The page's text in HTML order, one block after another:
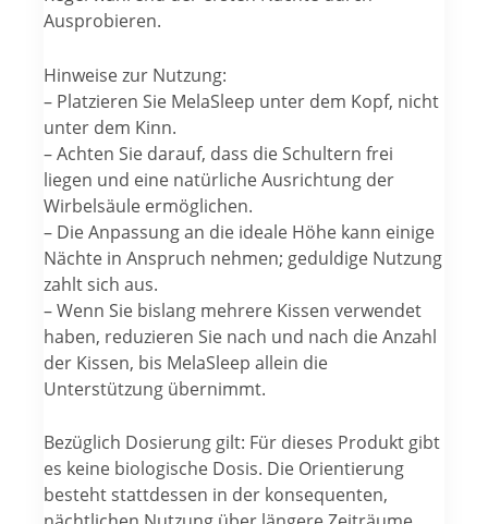
Ausprobieren.
Hinweise zur Nutzung:
– Platzieren Sie MelaSleep unter dem Kopf, nicht
unter dem Kinn.
– Achten Sie darauf, dass die Schultern frei
liegen und eine natürliche Ausrichtung der
Wirbelsäule ermöglichen.
– Die Anpassung an die ideale Höhe kann einige
Nächte in Anspruch nehmen; geduldige Nutzung
zahlt sich aus.
– Wenn Sie bislang mehrere Kissen verwendet
haben, reduzieren Sie nach und nach die Anzahl
der Kissen, bis MelaSleep allein die
Unterstützung übernimmt.
Bezüglich Dosierung gilt: Für dieses Produkt gibt
es keine biologische Dosis. Die Orientierung
besteht stattdessen in der konsequenten,